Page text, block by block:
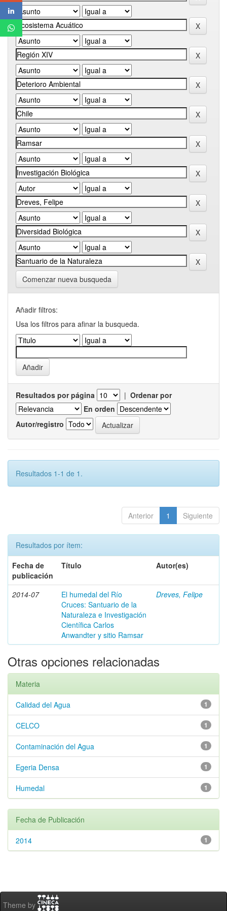
Comenzar nueva busqueda
Añadir filtros:
Usa los filtros para afinar la busqueda.
Resultados por página | Ordenar por
En orden
Autor/registro
Resultados 1-1 de 1.
Anterior 1 Siguiente
Resultados por ítem:
Fecha de
publicación
Título Autor(es)
2014-07
El humedal del Río
Cruces: Santuario de la
Naturaleza e Investigación
Científica Carlos
Anwandter y sitio Ramsar
Dreves, Felipe
Otras opciones relacionadas
Materia
1
Calidad del Agua
1
CELCO
1
Contaminación del Agua
1
Egeria Densa
1
Humedal
Fecha de Publicación
1
2014
Theme by